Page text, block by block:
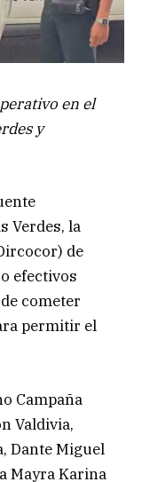
en el
y
Verdes, la
de
efectivos
cometer
permitir el
Campaña
Valdivia,
Dante Miguel
Mayra Karina